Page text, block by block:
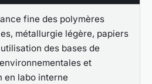
fine des polymères
métallurgie légère, papiers
des bases de
et
en labo interne